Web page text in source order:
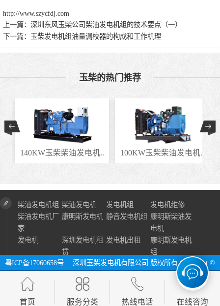
http://www.szycfdj.com
上一篇： 深圳东风玉柴公司柴油发电机组的技术要点（一）
下一篇：
玉柴发电机组油量调校器的构成和工作机理
玉柴的热门推荐
140KW玉柴柴油发电机.. 100KW玉柴柴油发电机..
柴油发电机组 柴油发电机 发电机组
发电机维修
柴油发电机厂
家
康明斯发电机 静音发电机组 康明斯柴油发
电机
发电机
深圳发电机租
赁
发电机出租
康明斯发电机
组
粤ICP备17060658号
深圳玉柴发电机有限公司 版权所有 Copyright ©
2024 All Right Reserve ⓔ 网址：http://www.szycfdj.com网站地图
首页 服务分类 热线电话 在线咨询